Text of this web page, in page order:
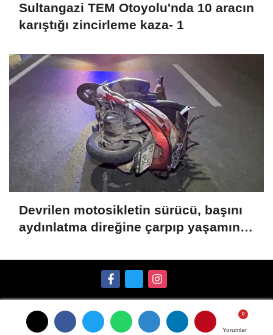
Yorumlar
Yorumlar
Sultangazi TEM Otoyolu'nda 10 aracın
karıştığı zincirleme kaza- 1
Devrilen motosikletin sürücü, başını
aydınlatma direğine çarpıp yaşamını
Kullanım Şartları